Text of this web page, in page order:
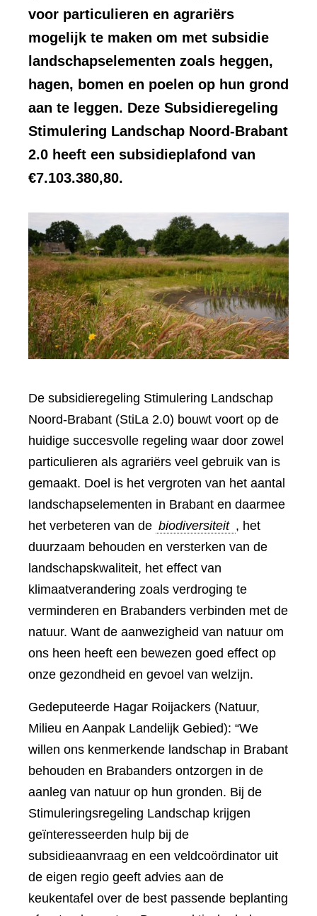
voor particulieren en agrariërs
mogelijk te maken om met subsidie
landschapselementen zoals heggen,
hagen, bomen en poelen op hun grond
aan te leggen. Deze Subsidieregeling
Stimulering Landschap Noord-Brabant
2.0 heeft een subsidieplafond van
€7.103.380,80.
De subsidieregeling Stimulering Landschap
Noord-Brabant (StiLa 2.0) bouwt voort op de
huidige succesvolle regeling waar door zowel
particulieren als agrariërs veel gebruik van is
gemaakt. Doel is het vergroten van het aantal
landschapselementen in Brabant en daarmee
het verbeteren van de biodiversiteit , het
duurzaam behouden en versterken van de
landschapskwaliteit, het effect van
klimaatverandering zoals verdroging te
verminderen en Brabanders verbinden met de
natuur. Want de aanwezigheid van natuur om
ons heen heeft een bewezen goed effect op
onze gezondheid en gevoel van welzijn.
Gedeputeerde Hagar Roijackers (Natuur,
Milieu en Aanpak Landelijk Gebied): “We
willen ons kenmerkende landschap in Brabant
behouden en Brabanders ontzorgen in de
aanleg van natuur op hun gronden. Bij de
Stimuleringsregeling Landschap krijgen
geïnteresseerden hulp bij de
subsidieaanvraag en een veldcoördinator uit
de eigen regio geeft advies aan de
keukentafel over de best passende beplanting